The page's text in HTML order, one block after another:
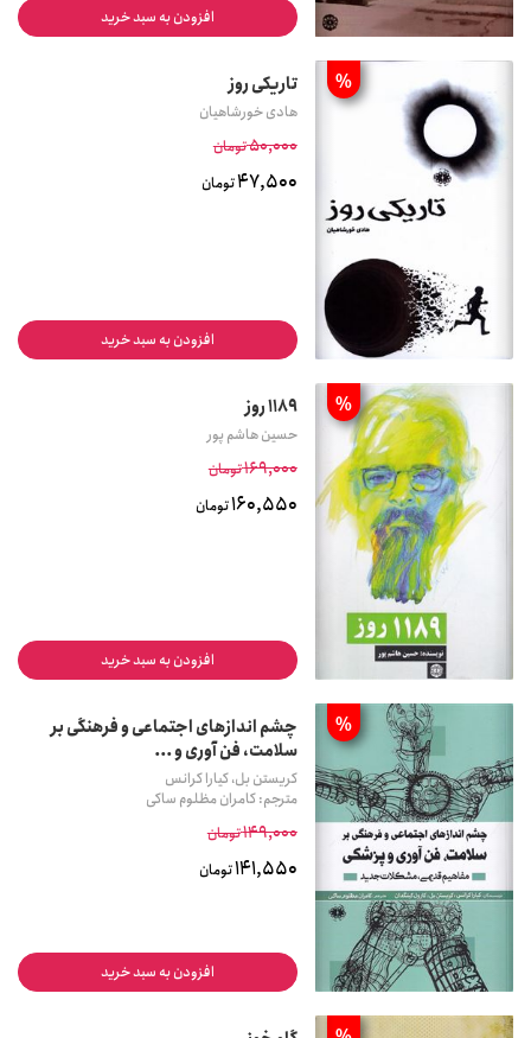
افزودن به سبد خرید
% تاریکی روز
هادی خورشاهیان
50,000تومان
47,500تومان
افزودن به سبد خرید
% 1189 روز
حسین هاشم پور
169,000تومان
160,550تومان
افزودن به سبد خرید
%
چشم اندازهای اجتماعی و فرهنگی بر
سلامت، فن آوری و ...
کریستن بل، کیارا کرانس
مترجم: کامران مظلوم ساکی
149,000تومان
141,550تومان
افزودن به سبد خرید